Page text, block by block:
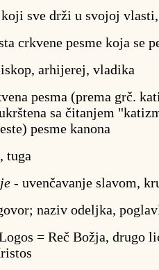
sve drži u svojoj
crkvene pesme koja se
arhijerej, vladika
pesma (prema grč.
sa čitanjem
pesme kanona
tuga
- uvenčavanje slavom,
naziv odeljka,
= Reč Božja, drugo